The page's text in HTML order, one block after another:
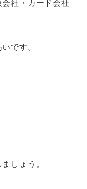
社・カード会社
です。
しょう。